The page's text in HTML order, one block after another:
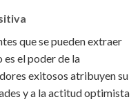
que se pueden extraer
es el poder de la
exitosos atribuyen su
y a la actitud optimista